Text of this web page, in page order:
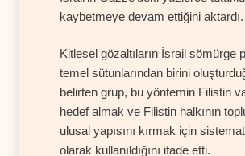
kaybetmeye devam ettiğini aktardı.
Kitlesel gözaltıların İsrail sömürge
temel sütunlarından birini
belirten grup, bu yöntemin Filistin
hedef almak ve Filistin halkının
ulusal yapısını kırmak için
olarak kullanıldığını ifade etti.